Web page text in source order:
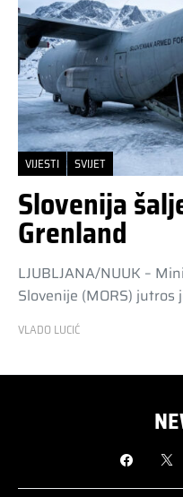
VIJESTI SVIJET
Slovenija
Grenland
LJUBLJANA/NUUK –
Slovenije (MORS) jutros
VLADO LUCIĆ